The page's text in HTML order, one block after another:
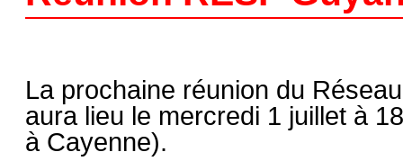
La prochaine réunion du
aura lieu le mercredi 1 juillet à
à Cayenne).